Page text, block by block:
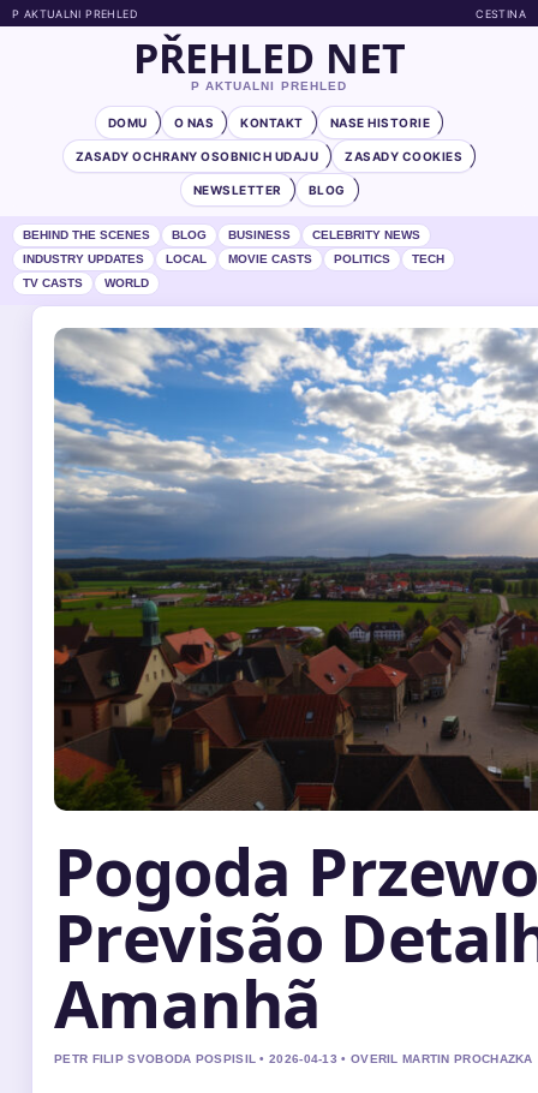
P AKTUALNI PREHLED CESTINA
PŘEHLED NET
P AKTUALNI PREHLED
DOMU O NAS KONTAKT NASE HISTORIE
ZASADY OCHRANY OSOBNICH UDAJU ZASADY COOKIES
NEWSLETTER BLOG
BEHIND THE SCENES BLOG BUSINESS
CELEBRITY NEWS
INDUSTRY UPDATES
LOCAL MOVIE CASTS POLITICS
TECH
TV CASTS
WORLD
Pogoda
Previsão
Amanhã
PETR FILIP SVOBODA POSPISIL • 2026-04-13 • OVERIL MARTIN PROCHAZKA